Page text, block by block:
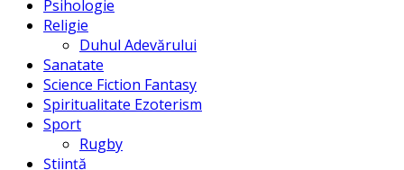
Psihologie
Religie
Duhul Adevărului
Sanatate
Science Fiction Fantasy
Spiritualitate Ezoterism
Sport
Rugby
Știință